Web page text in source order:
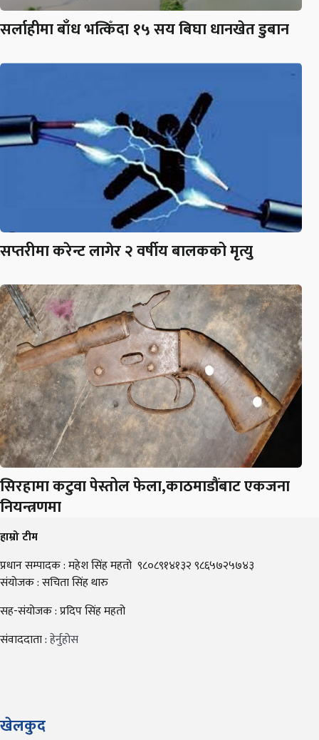
सर्लाहीमा बाँध भत्किँदा १५ सय बिघा धानखेत डुबान
सप्तरीमा करेन्ट लागेर २ वर्षीय बालकको मृत्यु
सिरहामा कटुवा पेस्तोल फेला,काठमाडौंबाट एकजना
नियन्त्रणमा
हाम्रो टीम
प्रधान सम्पादक : महेश सिंह महतो ९८०८९१४१३२ ९८६५७२५७४३
संयोजक : सचिता सिंह थारु
सह-संयोजक : प्रदिप सिंह महतो
संवाददाता :हेर्नुहोस
खेलकुद